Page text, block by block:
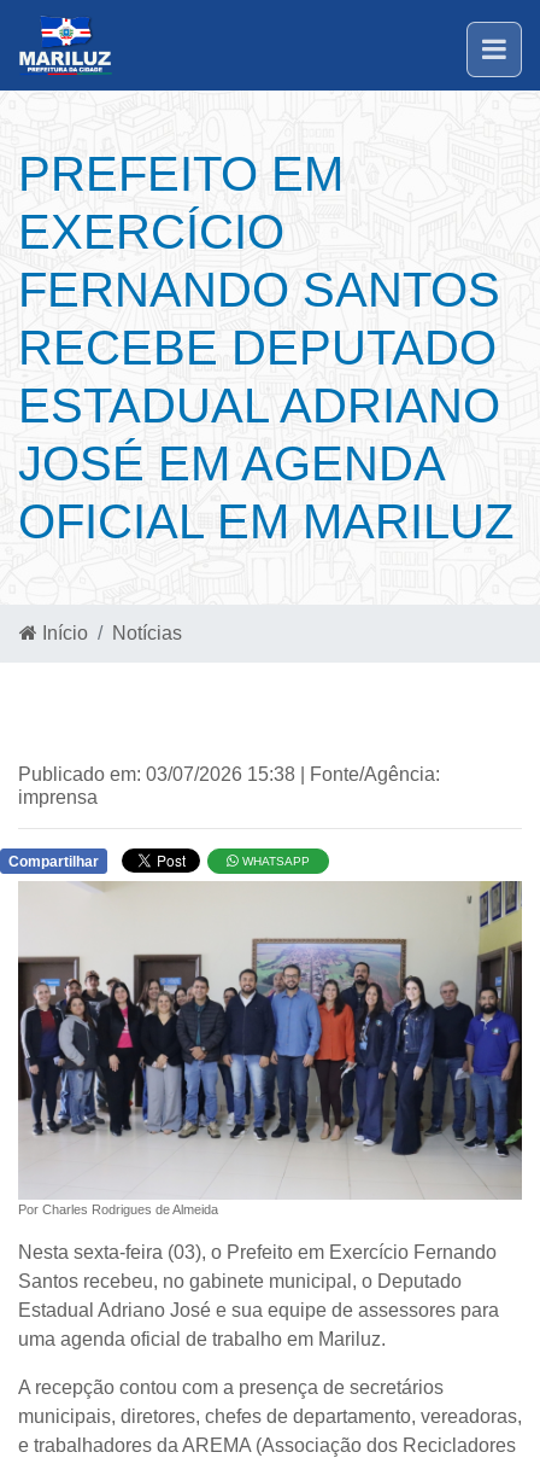
PREFEITO EM
EXERCÍCIO
FERNANDO SANTOS
RECEBE DEPUTADO
ESTADUAL ADRIANO
JOSÉ EM AGENDA
OFICIAL EM MARILUZ
Início Notícias
Publicado em: 03/07/2026 15:38 | Fonte/Agência:
imprensa
Compartilhar WHATSAPP
Por Charles Rodrigues de Almeida
Nesta sexta-feira (03), o Prefeito em Exercício Fernando
Santos recebeu, no gabinete municipal, o Deputado
Estadual Adriano José e sua equipe de assessores para
uma agenda oficial de trabalho em Mariluz.
A recepção contou com a presença de secretários
municipais, diretores, chefes de departamento, vereadoras,
e trabalhadores da AREMA (Associação dos Recicladores